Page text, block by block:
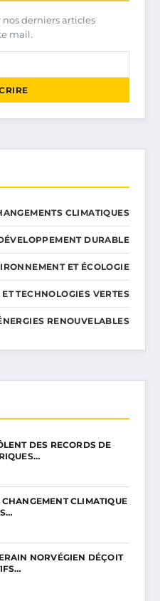
derniers articles
mail.
CLIMATIQUES
DURABLE
ET ÉCOLOGIE
TECHNOLOGIES VERTES
RENOUVELABLES
DES RECORDS DE
CLIMATIQUE
NORVÉGIEN DÉÇOIT